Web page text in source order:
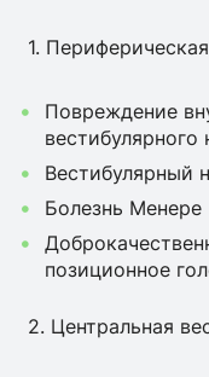
1.
Повреждение
Вестибулярный
Болезнь Менере
позиционное
2. Центральная